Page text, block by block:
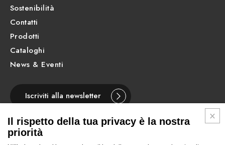
Sostenibilità
Contatti
Prodotti
Cataloghi
News & Eventi
Iscriviti alla newsletter
Il rispetto della tua privacy è la nostra
priorità